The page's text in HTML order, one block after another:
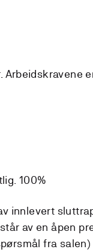
100%
innlevert
av en åpen
fra